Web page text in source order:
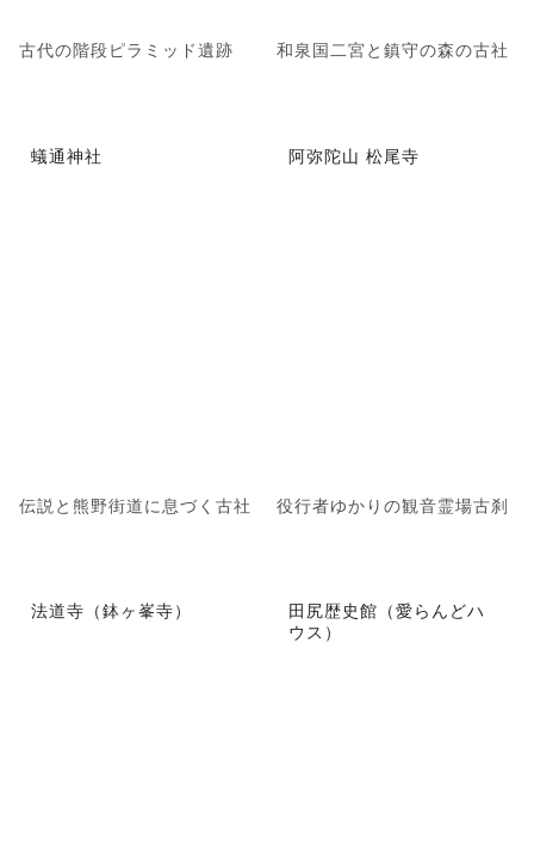
古代の階段ピラミッド遺跡 和泉国二宮と鎮守の森の古社
蟻通神社
伝説と熊野街道に息づく古社
阿弥陀山 松尾寺
役行者ゆかりの観音霊場古刹
法道寺（鉢ヶ峯寺）
田尻歴史館（愛らんどハ
ウス）